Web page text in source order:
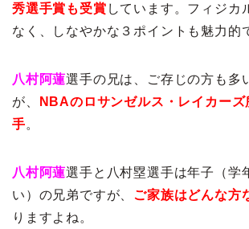
秀選手賞も受賞 しています。フィジカ
なく、しなやかな３ポイントも魅力的
八村阿蓮選手の兄は、ご存じの方も多
が、
NBAのロサンゼルス・レイカーズ
手。
八村阿蓮選手と八村塁選手は年子（学
い）の兄弟ですが、 ご家族はどんな方
りますよね。